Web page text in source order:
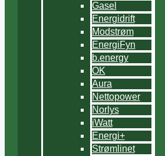
Gasel
Energidrift
Modstrøm
EnergiFyn
b.energy
OK
Aura
Nettopower
Norlys
iWatt
Energi+
Strømlinet